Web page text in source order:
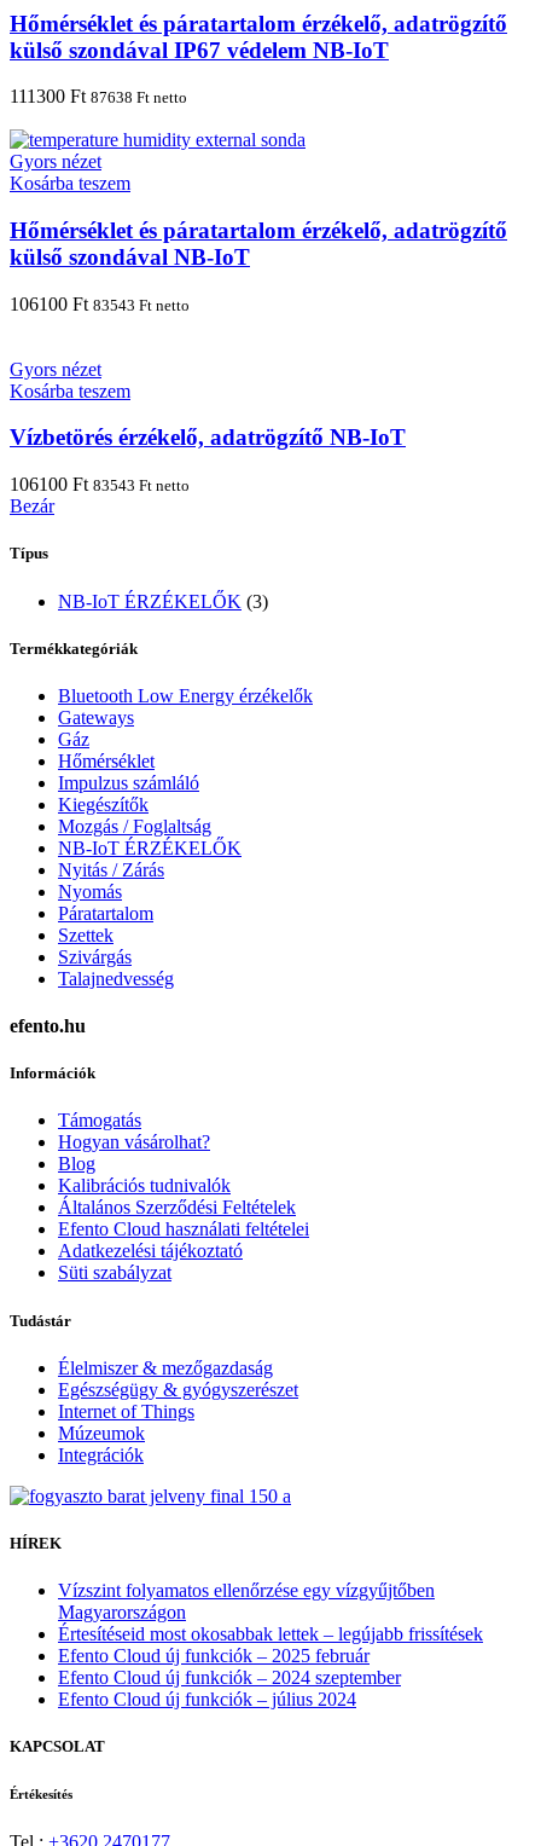
Hőmérséklet és páratartalom érzékelő, adatrögzítő
külső szondával IP67 védelem NB-IoT
111300 Ft 87638 Ft netto
Gyors nézet
Kosárba teszem
Hőmérséklet és páratartalom érzékelő, adatrögzítő
külső szondával NB-IoT
106100 Ft 83543 Ft netto
Gyors nézet
Kosárba teszem
Vízbetörés érzékelő, adatrögzítő NB-IoT
106100 Ft 83543 Ft netto
Bezár
Típus
NB-IoT ÉRZÉKELŐK (3)
Termékkategóriák
Bluetooth Low Energy érzékelők
Gateways
Gáz
Hőmérséklet
Impulzus számláló
Kiegészítők
Mozgás / Foglaltság
NB-IoT ÉRZÉKELŐK
Nyitás / Zárás
Nyomás
Páratartalom
Szettek
Szivárgás
Talajnedvesség
efento.hu
Információk
Támogatás
Hogyan vásárolhat?
Blog
Kalibrációs tudnivalók
Általános Szerződési Feltételek
Efento Cloud használati feltételei
Adatkezelési tájékoztató
Süti szabályzat
Tudástár
Élelmiszer & mezőgazdaság
Egészségügy & gyógyszerészet
Internet of Things
Múzeumok
Integrációk
HÍREK
Vízszint folyamatos ellenőrzése egy vízgyűjtőben
Magyarországon
Értesítéseid most okosabbak lettek – legújabb frissítések
Efento Cloud új funkciók – 2025 február
Efento Cloud új funkciók – 2024 szeptember
Efento Cloud új funkciók – július 2024
KAPCSOLAT
Értékesítés